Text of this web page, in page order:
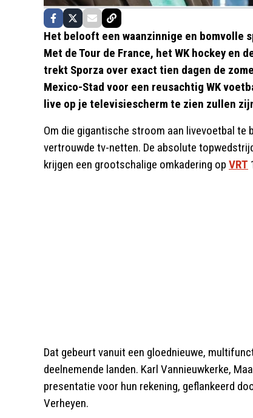
Het belooft een waanzinnige en bomvolle
Met de Tour de France, het WK hockey en
trekt Sporza over exact tien dagen de
Mexico-Stad voor een reusachtig WK
live op je televisiescherm te zien zullen
Om die gigantische stroom aan livevoetbal
vertrouwde tv-netten. De absolute
krijgen een grootschalige omkadering op VRT
Dat gebeurt vanuit een gloednieuwe,
deelnemende landen. Karl Vannieuwkerke,
presentatie voor hun rekening, geflankeerd
Verheyen.